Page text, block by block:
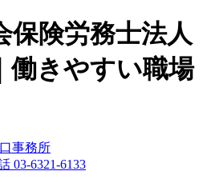
保険労務士法人
働きやすい職場